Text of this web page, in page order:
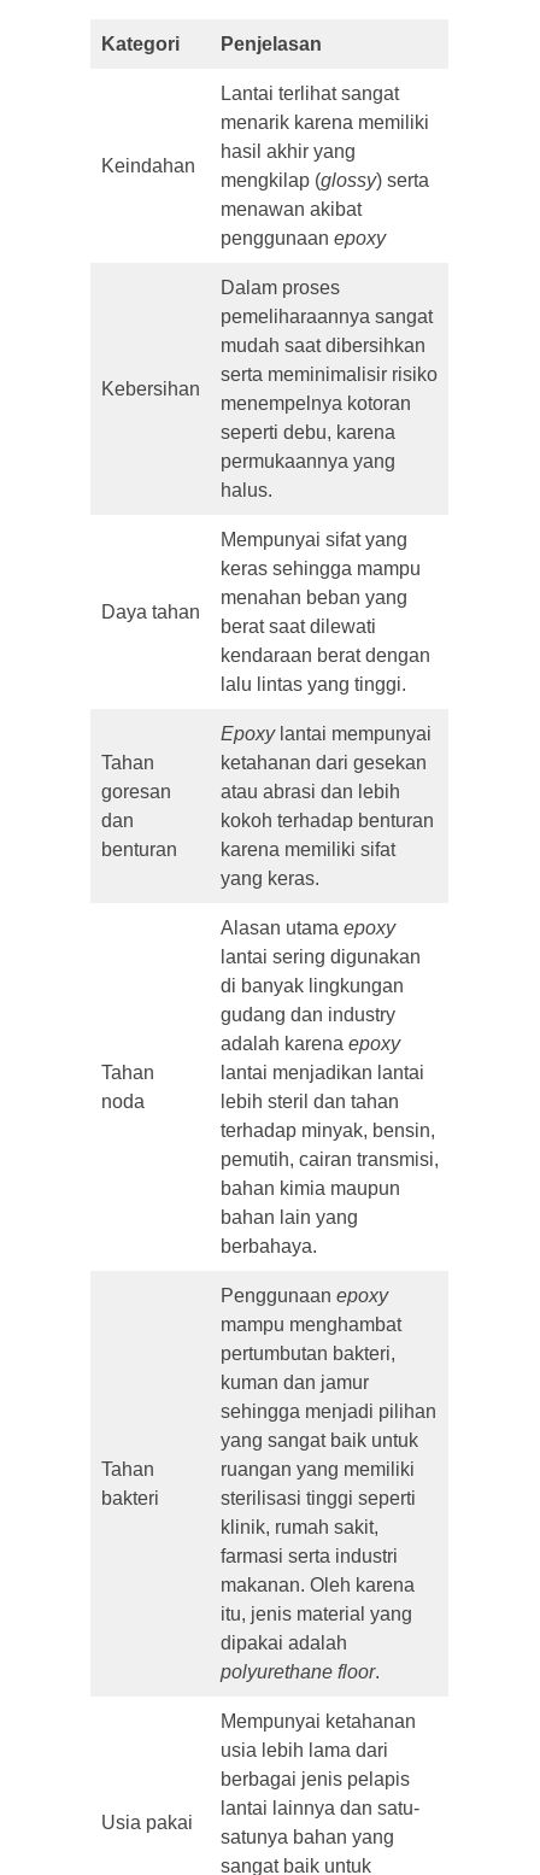
Kategori Penjelasan
Keindahan
Lantai terlihat sangat
menarik karena memiliki
hasil akhir yang
mengkilap (glossy) serta
menawan akibat
penggunaan epoxy
Kebersihan
Dalam proses
pemeliharaannya sangat
mudah saat dibersihkan
serta meminimalisir risiko
menempelnya kotoran
seperti debu, karena
permukaannya yang
halus.
Daya tahan
Mempunyai sifat yang
keras sehingga mampu
menahan beban yang
berat saat dilewati
kendaraan berat dengan
lalu lintas yang tinggi.
Tahan
goresan
dan
benturan
Epoxy lantai mempunyai
ketahanan dari gesekan
atau abrasi dan lebih
kokoh terhadap benturan
karena memiliki sifat
yang keras.
Tahan
noda
Alasan utama epoxy
lantai sering digunakan
di banyak lingkungan
gudang dan industry
adalah karena epoxy
lantai menjadikan lantai
lebih steril dan tahan
terhadap minyak, bensin,
pemutih, cairan transmisi,
bahan kimia maupun
bahan lain yang
berbahaya.
Tahan
bakteri
Penggunaan epoxy
mampu menghambat
pertumbutan bakteri,
kuman dan jamur
sehingga menjadi pilihan
yang sangat baik untuk
ruangan yang memiliki
sterilisasi tinggi seperti
klinik, rumah sakit,
farmasi serta industri
makanan. Oleh karena
itu, jenis material yang
dipakai adalah
polyurethane floor.
Usia pakai
Mempunyai ketahanan
usia lebih lama dari
berbagai jenis pelapis
lantai lainnya dan satu-
satunya bahan yang
sangat baik untuk